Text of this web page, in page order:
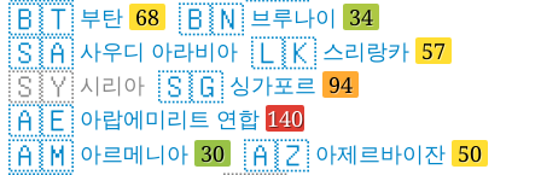
🇧🇹 부탄 68 🇧🇳 브루나이 34
🇸🇦 사우디 아라비아 🇱🇰 스리랑카 57
🇸🇾 시리아 🇸🇬 싱가포르 94
🇦🇪 아랍에미리트 연합 140
🇦🇲 아르메니아 30 🇦🇿 아제르바이잔 50